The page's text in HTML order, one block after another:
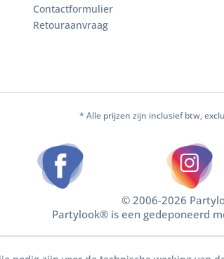
Contactformulier
Retouraanvraag
* Alle prijzen zijn inclusief btw,
© 2006-2026
Partylook® is een gedeponeerd